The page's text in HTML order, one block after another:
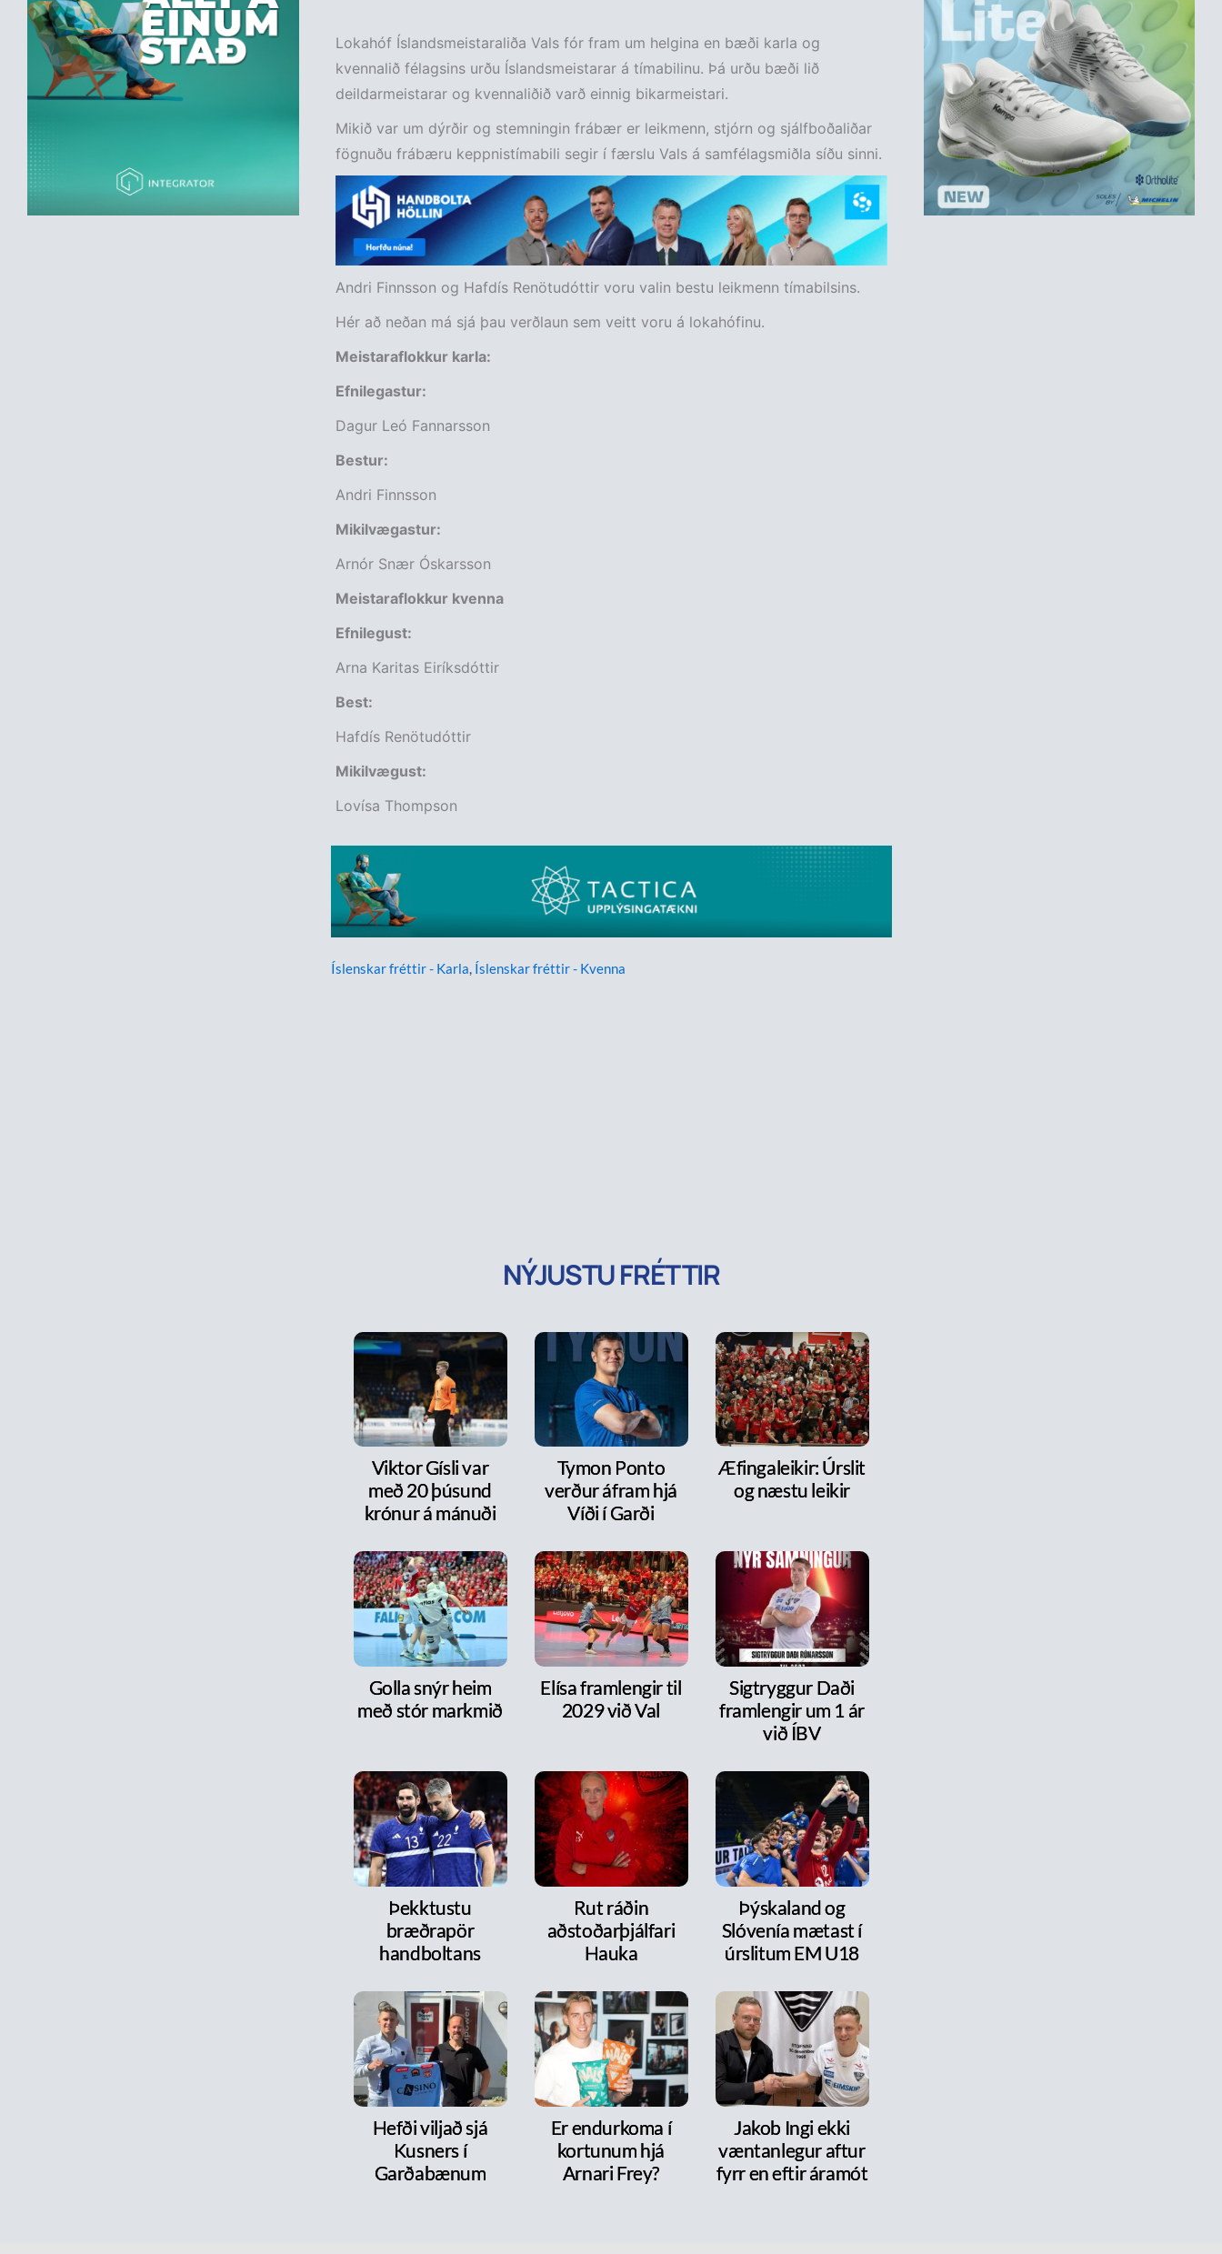
Lokahóf Íslandsmeistaraliða Vals fór fram um helgina en bæði karla og
kvennalið félagsins urðu Íslandsmeistarar á tímabilinu. Þá urðu bæði lið
deildarmeistarar og kvennaliðið varð einnig bikarmeistari.
Mikið var um dýrðir og stemningin frábær er leikmenn, stjórn og sjálfboðaliðar
fögnuðu frábæru keppnistímabili segir í færslu Vals á samfélagsmiðla síðu sinni.
Andri Finnsson og Hafdís Renötudóttir voru valin bestu leikmenn tímabilsins.
Hér að neðan má sjá þau verðlaun sem veitt voru á lokahófinu.
Meistaraflokkur karla:
Efnilegastur:
Dagur Leó Fannarsson
Bestur:
Andri Finnsson
Mikilvægastur:
Arnór Snær Óskarsson
Meistaraflokkur kvenna
Efnilegust:
Arna Karitas Eiríksdóttir
Best:
Hafdís Renötudóttir
Mikilvægust:
Lovísa Thompson
Íslenskar fréttir - Karla, Íslenskar fréttir - Kvenna
NÝJUSTU FRÉTTIR
Viktor Gísli var
með 20 þúsund
krónur á mánuði
Tymon Ponto
verður áfram hjá
Víði í Garði
Æfingaleikir: Úrslit
og næstu leikir
Golla snýr heim
með stór markmið
Elísa framlengir til
2029 við Val
Sigtryggur Daði
framlengir um 1 ár
við ÍBV
Þekktustu
bræðrapör
handboltans
Rut ráðin
aðstoðarþjálfari
Hauka
Þýskaland og
Slóvenía mætast í
úrslitum EM U18
Hefði viljað sjá
Kusners í
Garðabænum
Er endurkoma í
kortunum hjá
Arnari Frey?
Jakob Ingi ekki
væntanlegur aftur
fyrr en eftir áramót